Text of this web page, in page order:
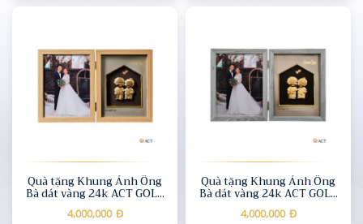
Quà tặng Khung Ảnh Ông
Bà dát vàng 24k ACT GOLD
ISO 9001:2015(Mẫu 2)
4,000,000 Đ
Quà tặng Khung Ảnh Ông
Bà dát vàng 24k ACT GOLD
ISO 9001:2015(Mẫu 1)
4,000,000 Đ